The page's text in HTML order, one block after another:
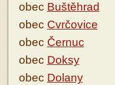
obec Buštěhrad
obec Cvrčovice
obec Černuc
obec Doksy
obec Dolany